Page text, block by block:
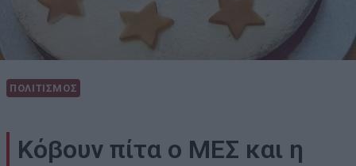
ΠΟΛΙΤΙΣΜΟΣ
Κόβουν πίτα ο ΜΕΣ και η